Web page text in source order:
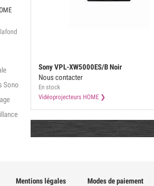
Sono
SonyVPL-XW5000ES/B Noir
Nous contacter
En stock
Vidéoprojecteurs HOME
Mentions légales Modes de paiement